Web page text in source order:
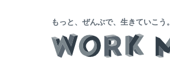
もっと、ぜんぶで、生きていこう。